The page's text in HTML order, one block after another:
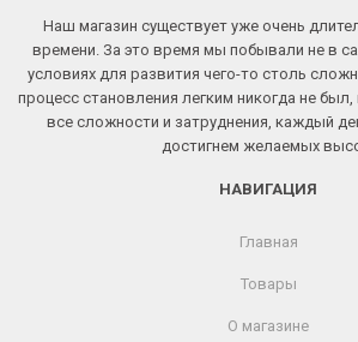
Наш магазин существует уже очень
времени. За это время мы побывали не в
условиях для развития чего-то столь
процесс становления легким никогда не
все сложности и затруднения, каждый
достигнем желаемых
НАВИГАЦИЯ
Главная
Товары
О магазине